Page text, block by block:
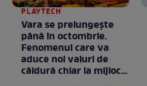
PLAYTECH
Vara se prelungeşte
până în octombrie.
Fenomenul care va
aduce noi valuri de
căldură chiar la mijlocul